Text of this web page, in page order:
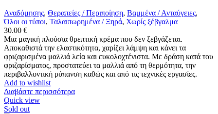
Αναδόμησης, Θεραπείες / Περιποίηση, Βαμμένα / Ανταύγειες,
Όλοι οι τύποι, Ταλαιπωρημένα / Ξηρά, Χωρίς ξέβγαλμα
30.00 €
Μια μαγική πλούσια θρεπτική κρέμα που δεν ξεβγάζεται.
Αποκαθιστά την ελαστικότητα, χαρίζει λάμψη και κάνει τα
φριζαρισμένα μαλλιά λεία και ευκολοχτένιστα. Με δράση κατά του
φριζαρίσματος, προστατεύει τα μαλλιά από τη θερμότητα, την
περιβαλλοντική ρύπανση καθώς και από τις τεχνικές εργασίες.
Add to wishlist
Διαβάστε περισσότερα
Quick view
Sold out